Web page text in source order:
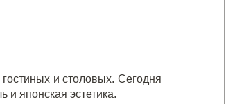
и столовых. Сегодня
и японская эстетика.